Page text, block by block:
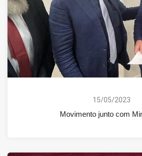
15/05/2023
Movimento junto com